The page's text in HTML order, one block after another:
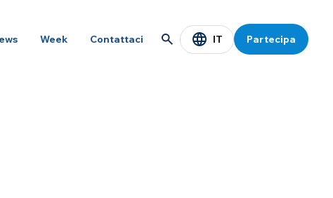
Week Contattaci IT Partecipa